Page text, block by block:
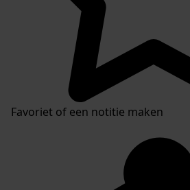
Favoriet of een notitie maken